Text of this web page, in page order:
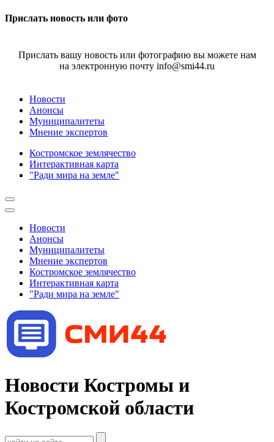
Прислать новость или фото
Прислать вашу новость или фотографию вы можете нам
на электронную почту info@smi44.ru
Новости
Анонсы
Муниципалитеты
Мнение экспертов
Костромское землячество
Интерактивная карта
"Ради мира на земле"
Новости
Анонсы
Муниципалитеты
Мнение экспертов
Костромское землячество
Интерактивная карта
"Ради мира на земле"
Новости Костромы и
Костромской области